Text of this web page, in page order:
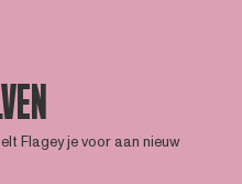
Flagey je voor aan nieuw